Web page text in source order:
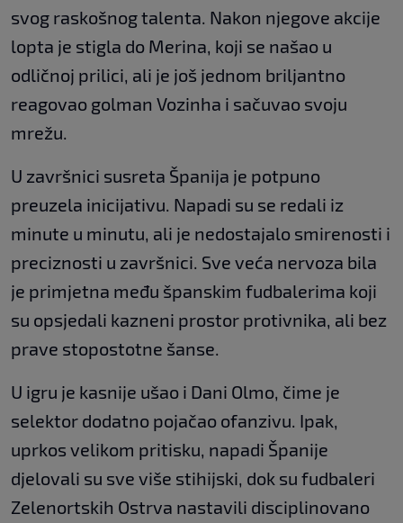
svog raskošnog talenta. Nakon njegove akcije
lopta je stigla do Merina, koji se našao u
odličnoj prilici, ali je još jednom briljantno
reagovao golman Vozinha i sačuvao svoju
mrežu.
U završnici susreta Španija je potpuno
preuzela inicijativu. Napadi su se redali iz
minute u minutu, ali je nedostajalo smirenosti i
preciznosti u završnici. Sve veća nervoza bila
je primjetna među španskim fudbalerima koji
su opsjedali kazneni prostor protivnika, ali bez
prave stopostotne šanse.
U igru je kasnije ušao i Dani Olmo, čime je
selektor dodatno pojačao ofanzivu. Ipak,
uprkos velikom pritisku, napadi Španije
djelovali su sve više stihijski, dok su fudbaleri
Zelenortskih Ostrva nastavili disciplinovano